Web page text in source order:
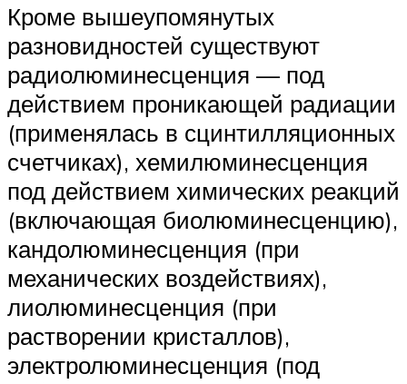
Кроме вышеупомянутых
разновидностей существуют
радиолюминесценция — под
действием проникающей радиации
(применялась в сцинтилляционных
счетчиках), хемилюминесценция
под действием химических реакций
(включающая биолюминесценцию),
кандолюминесценция (при
механических воздействиях),
лиолюминесценция (при
растворении кристаллов),
электролюминесценция (под